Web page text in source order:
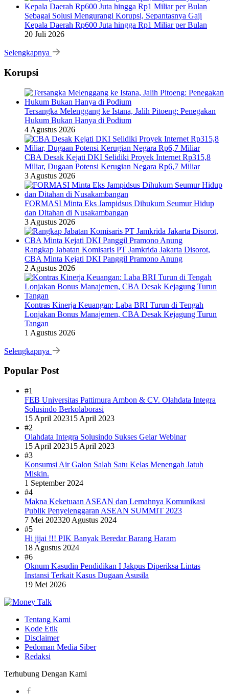
Sebagai Solusi Mengurangi Korupsi, Sepantasnya Gaji
Kepala Daerah Rp600 Juta hingga Rp1 Miliar per Bulan
20 Juli 2026
Selengkapnya
Korupsi
Tersangka Melenggang ke Istana, Jalih Pitoeng: Penegakan
Hukum Bukan Hanya di Podium
4 Agustus 2026
CBA Desak Kejati DKI Selidiki Proyek Internet Rp315,8
Miliar, Dugaan Potensi Kerugian Negara Rp6,7 Miliar
3 Agustus 2026
FORMASI Minta Eks Jampidsus Dihukum Seumur Hidup
dan Ditahan di Nusakambangan
3 Agustus 2026
Rangkap Jabatan Komisaris PT Jamkrida Jakarta Disorot,
CBA Minta Kejati DKI Panggil Pramono Anung
2 Agustus 2026
Kontras Kinerja Keuangan: Laba BRI Turun di Tengah
Lonjakan Bonus Manajemen, CBA Desak Kejagung Turun
Tangan
1 Agustus 2026
Selengkapnya
Popular Post
#1
FEB Universitas Pattimura Ambon & CV. Olahdata Integra
Solusindo Berkolaborasi
15 April 202315 April 2023
#2
Olahdata Integra Solusindo Sukses Gelar Webinar
15 April 202315 April 2023
#3
Konsumsi Air Galon Salah Satu Kelas Menengah Jatuh
Miskin.
1 September 2024
#4
Makna Keketuaan ASEAN dan Lemahnya Komunikasi
Publik Penyelenggaran ASEAN SUMMIT 2023
7 Mei 202320 Agustus 2024
#5
Hi jijai !!! PIK Banyak Beredar Barang Haram
18 Agustus 2024
#6
Oknum Kasudin Pendidikan I Jakpus Diperiksa Lintas
Instansi Terkait Kasus Dugaan Asusila
19 Mei 2026
Tentang Kami
Kode Etik
Disclaimer
Pedoman Media Siber
Redaksi
Terhubung Dengan Kami